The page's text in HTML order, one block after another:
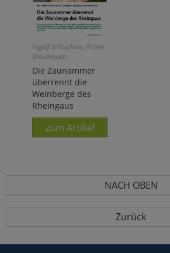
Ingolf Schuphan, Armin
Weschbach
Die Zaunammer
überrennt die
Weinberge des
Rheingaus
zum Artikel
NACH OBEN
Zurück